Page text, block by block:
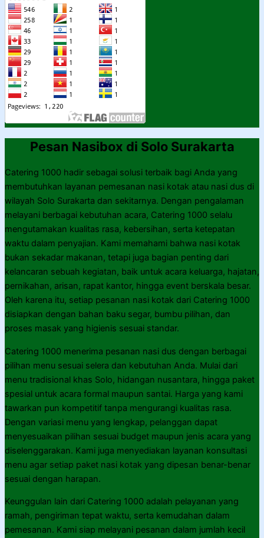
Pesan Nasibox di Solo Surakarta
Catering 1000 hadir sebagai solusi terbaik bagi Anda yang
membutuhkan layanan pemesanan nasi kotak atau nasi dus di
wilayah Solo Surakarta dan sekitarnya. Dengan pengalaman
melayani berbagai kebutuhan acara, Catering 1000 selalu
mengutamakan kualitas rasa, kebersihan, serta ketepatan
waktu dalam penyajian. Kami memahami bahwa nasi kotak
bukan sekadar makanan, tetapi juga bagian penting dari
kelancaran sebuah kegiatan, baik untuk acara keluarga, hajatan,
pernikahan, arisan, rapat kantor, hingga event berskala besar.
Oleh karena itu, setiap pesanan nasi kotak dari Catering 1000
disiapkan dengan bahan baku segar, bumbu pilihan, dan
proses masak yang higienis sesuai standar.
Catering 1000 menerima pesanan nasi dus dengan berbagai
pilihan menu sesuai selera dan kebutuhan Anda. Mulai dari
menu tradisional khas Solo, hidangan nusantara, hingga paket
spesial untuk acara formal maupun santai. Harga yang kami
tawarkan pun kompetitif tanpa mengurangi kualitas rasa.
Dengan variasi menu yang lengkap, pelanggan dapat
menyesuaikan pilihan sesuai budget maupun jenis acara yang
diselenggarakan. Kami juga menyediakan layanan konsultasi
menu agar setiap paket nasi kotak yang dipesan benar-benar
sesuai dengan harapan.
Keunggulan lain dari Catering 1000 adalah pelayanan yang
ramah, pengiriman tepat waktu, serta kemudahan dalam
pemesanan. Kami siap melayani pesanan dalam jumlah kecil